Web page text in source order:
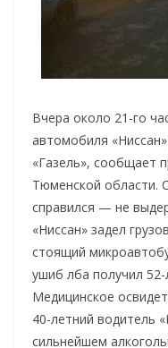
Вчера около 21-го
автомобиля
«Газель», сообщает
Тюменской области.
справился — не
«Ниссан» задел
стоящий
ушиб лба получил
Медицинское
40-летний водитель
сильнейшем